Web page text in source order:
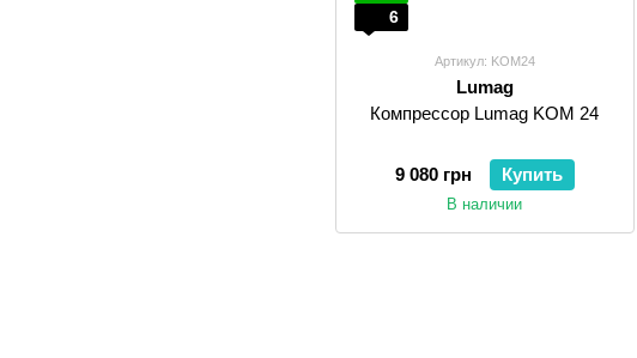
6
Артикул: KOM24
Lumag
Компрессор Lumag KOM 24
9 080 грн Купить
В наличии